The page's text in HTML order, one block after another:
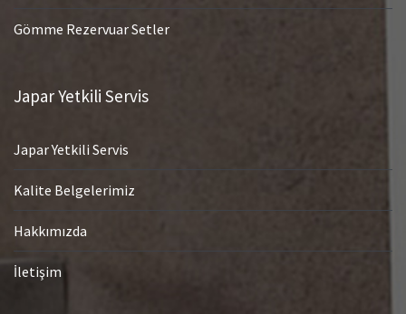
Gömme Rezervuar Setler
Japar Yetkili Servis
Japar Yetkili Servis
Kalite Belgelerimiz
Hakkımızda
İletişim